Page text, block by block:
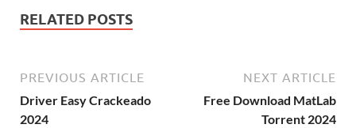
RELATED POSTS
PREVIOUS ARTICLE
Driver Easy Crackeado
2024
NEXT ARTICLE
Free Download MatLab
Torrent 2024